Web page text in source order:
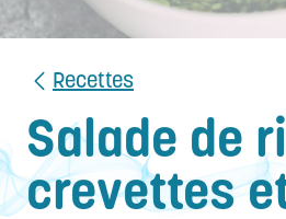
Recettes
Salade de
crevettes